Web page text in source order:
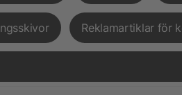
Reklamartiklar för